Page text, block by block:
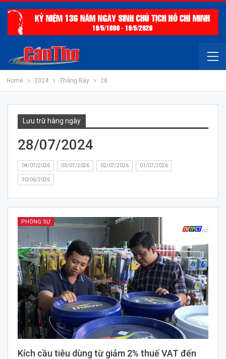
Home 2024 Tháng Bảy 28
Lưu trữ hàng ngày
28/07/2024
04/07/2026 03/07/2026 02/07/2026 01/07/2026
30/06/2026
PHÓNG SỰ
Kích cầu tiêu dùng từ giảm 2% thuế VAT đến